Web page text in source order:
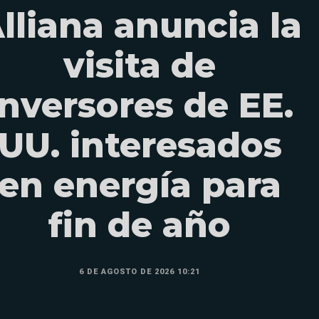
anuncia la
visita de
de EE.
interesados
energía para
fin de año
6 DE AGOSTO DE 2026 10:21